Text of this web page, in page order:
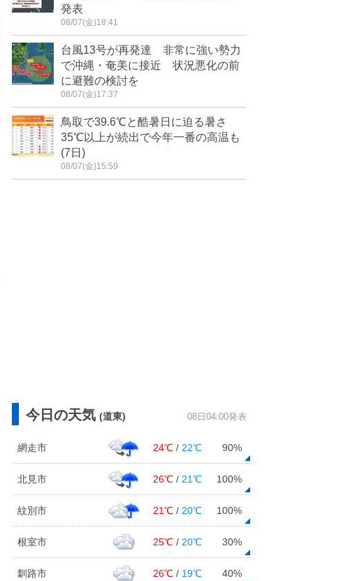
発表
08/07(金)18:41
台風13号が再発達 非常に強い勢力
で沖縄・奄美に接近 状況悪化の前
に避難の検討を
08/07(金)17:37
鳥取で39.6℃と酷暑日に迫る暑さ
35℃以上が続出で今年一番の高温も
(7日)
08/07(金)15:59
今日の天気 (道東) 08日04:00発表
網走市 24℃ / 22℃ 90%
北見市 26℃ / 21℃ 100%
紋別市 21℃ / 20℃ 100%
根室市 25℃ / 20℃ 30%
釧路市 26℃ / 19℃ 40%